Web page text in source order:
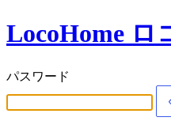
LocoHome ロ
パスワード